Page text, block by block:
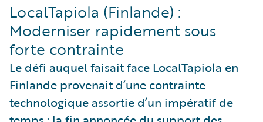
LocalTapiola (Finlande) :
Moderniser rapidement sous
forte contrainte
Le défi auquel faisait face LocalTapiola en
Finlande provenait d’une contrainte
technologique assortie d’un impératif de